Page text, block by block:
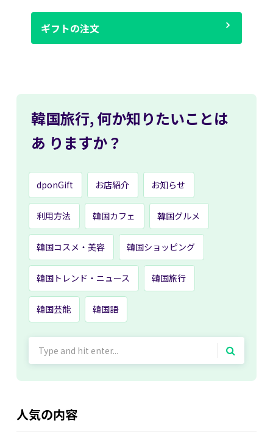
ギフトの注文
韓国旅行, 何か知りたいことは
あ りますか？
dponGift お店紹介 お知らせ
利用方法 韓国カフェ 韓国グルメ
韓国コスメ・美容 韓国ショッピング
韓国トレンド・ニュース 韓国旅行
韓国芸能 韓国語
人気の内容